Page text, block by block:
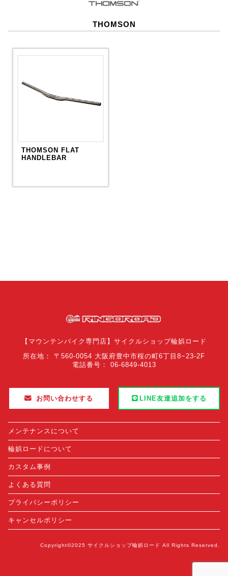
THOMSON
THOMSON FLAT
HANDLEBAR
【マウンテンバイク専門店】サイクルショップ輪娯ロード
所在地： 〒560-0054 大阪府豊中市桜の町6丁目8−23-2F
電話番号： 06-6849-4013
お問い合わせする LINE友達追加をする
メンテナンスについて
輪娯ロードについて
カスタム事例
よくある質問
プライバシーポリシー
キャンセルポリシー
Copyright©2025 サイクルショップ輪娯ロード All Rights Reserved.